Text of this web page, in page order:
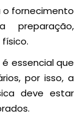
o fornecimento
preparação,
essencial que
por isso, a
deve estar